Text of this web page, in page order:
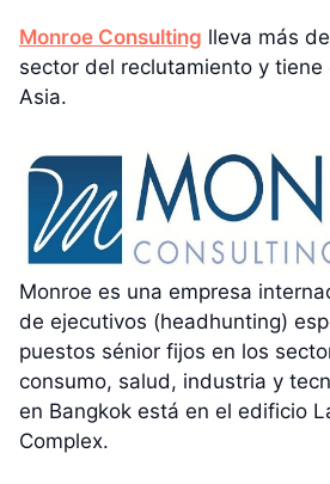
Monroe Consulting lleva más
sector del reclutamiento y
Asia.
Monroe es una empresa
de ejecutivos (headhunting)
puestos sénior fijos en los
consumo, salud, industria y
en Bangkok está en el edificio
Complex.